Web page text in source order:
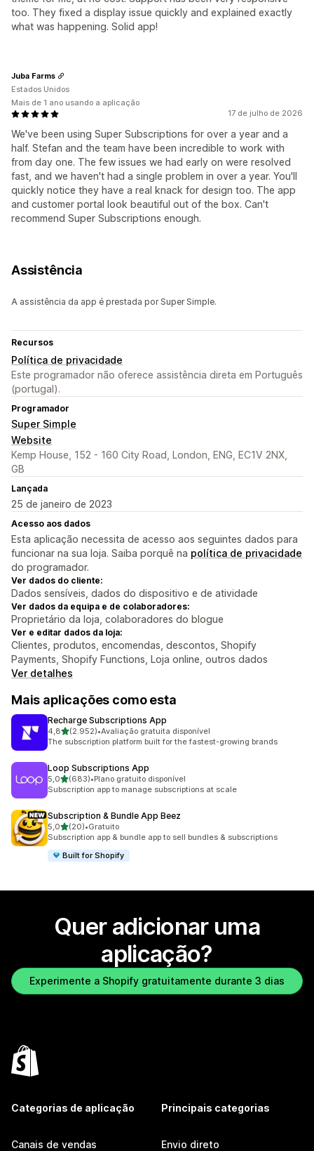
too. They fixed a display issue quickly and explained exactly
what was happening. Solid app!
17 de julho de 2026
We've been using Super Subscriptions for over a year and a
half. Stefan and the team have been incredible to work with
from day one. The few issues we had early on were resolved
fast, and we haven't had a single problem in over a year. You'll
quickly notice they have a real knack for design too. The app
and customer portal look beautiful out of the box. Can't
recommend Super Subscriptions enough.
Juba Farms
Estados Unidos
Mais de 1 ano usando a aplicação
Assistência
A assistência da app é prestada por Super Simple.
Recursos
Política de privacidade
Este programador não oferece assistência direta em Português
(portugal).
Programador
Super Simple
Website
Kemp House, 152 - 160 City Road, London, ENG, EC1V 2NX,
GB
Lançada
25 de janeiro de 2023
Acesso aos dados
Esta aplicação necessita de acesso aos seguintes dados para
funcionar na sua loja. Saiba porquê na política de privacidade
do programador.
Ver dados do cliente:
Dados sensíveis, dados do dispositivo e de atividade
Ver dados da equipa e de colaboradores:
Proprietário da loja, colaboradores do blogue
Ver e editar dados da loja:
Clientes, produtos, encomendas, descontos, Shopify
Payments, Shopify Functions, Loja online, outros dados
Ver detalhes
Mais aplicações como esta
Recharge Subscriptions App
4,8de 5 estrelas
(2.952)
2952 total de avaliações
•Avaliação gratuita disponível
The subscription platform built for the fastest-growing brands
Loop Subscriptions App
5,0de 5 estrelas
(683)
683 total de avaliações
•Plano gratuito disponível
Subscription app to manage subscriptions at scale
Subscription & Bundle App Beez
5,0de 5 estrelas
(20)
20 total de avaliações
•Gratuito
Subscription app & bundle app to sell bundles & subscriptions
Built for Shopify
Quer adicionar uma
aplicação?
Experimente a Shopify gratuitamente durante 3 dias
Categorias de aplicação
Canais de vendas
Principais categorias
Envio direto